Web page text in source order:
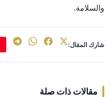
والسلامة.
شارك المقال:
مقالات ذات صلة